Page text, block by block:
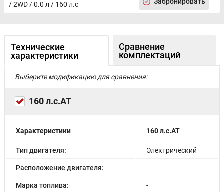
/ 2WD / 0.0 л / 160 л.с
Технические
характеристики
Сравнение
комплектаций
Выберите модификацию для сравнения:
160 л.с.AT
Характеристики 160 л.с.AT
Тип двигателя: Электрический
Расположение двигателя: -
Марка топлива: -